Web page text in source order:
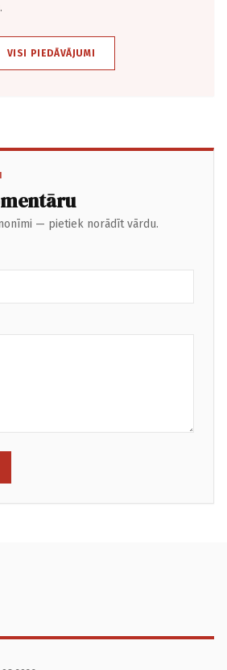
VISI PIEDĀVĀJUMI
— pietiek norādīt vārdu.